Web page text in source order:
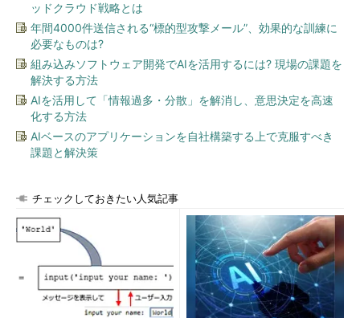
ッドクラウド戦略とは
年間4000件送信される“標的型攻撃メール”、効果的な訓練に
必要なものは?
組み込みソフトウェア開発でAIを活用するには? 現場の課題を
解決する方法
AIを活用して「情報過多・分散」を解消し、意思決定を高速
化する方法
AIベースのアプリケーションを自社構築する上で克服すべき
課題と解決策
チェックしておきたい人気記事